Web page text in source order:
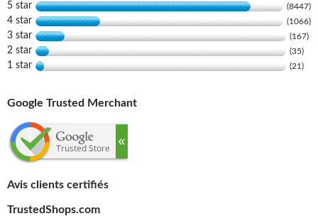
5 star (8447)
4 star (1066)
3 star (167)
2 star (35)
1 star (21)
Google Trusted Merchant
Avis clients certifiés
TrustedShops.com